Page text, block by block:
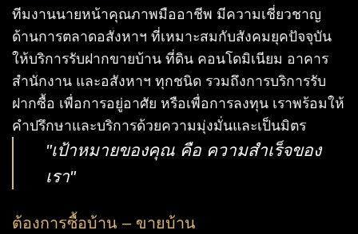
ทีมงานนายหน้าคุณภาพมืออาชีพ มีความเชี่ยวชาญ
ด้านการตลาดอสังหาฯ ที่เหมาะสมกับสังคมยุคปัจจุบัน
ให้บริการรับฝากขายบ้าน ที่ดิน คอนโดมิเนียม อาคาร
สำนักงาน และอสังหาฯ ทุกชนิด รวมถึงการบริการรับ
ฝากซื้อ เพื่อการอยู่อาศัย หรือเพื่อการลงทุน เราพร้อมให้
คำปรึกษาและบริการด้วยความมุ่งมั่นและเป็นมิตร
"เป้าหมายของคุณ คือ ความสำเร็จของ
เรา"
ต้องการซื้อบ้าน – ขายบ้าน